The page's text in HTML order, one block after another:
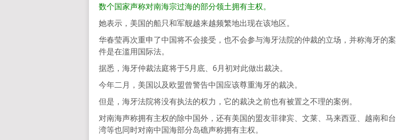
数个国家声称对南海宗过海的部分领土拥有主权。
她表示，美国的船只和军舰越来越频繁地出现在该地区。
华春莹再次重申了中国将不会接受，也不会参与海牙法院的仲裁的立场，并称海牙的案
件是在滥用国际法。
据悉，海牙仲裁法庭将于5月底、6月初对此做出裁决。
今年二月，美国以及欧盟曾警告中国应该尊重海牙的裁决。
但是，海牙法院将没有执法的权力，它的裁决之前也有被置之不理的案例。
对南海声称拥有主权的除中国外，还有美国的盟友菲律宾、文莱、马来西亚、越南和台
湾等也同时对南中国海部分岛礁声称拥有主权。